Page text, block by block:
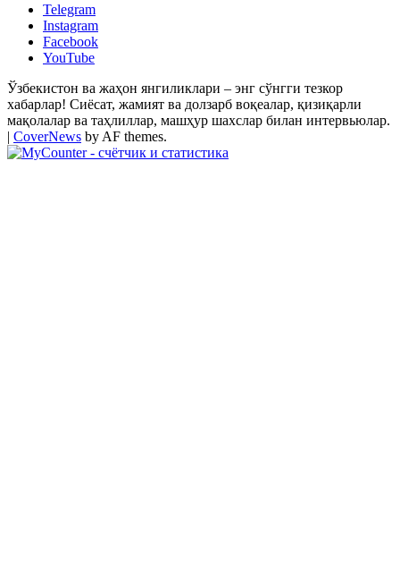
Telegram
Instagram
Facebook
YouTube
Ўзбекистон ва жаҳон янгиликлари – энг сўнгги тезкор
хабарлар! Сиёсат, жамият ва долзарб воқеалар, қизиқарли
мақолалар ва таҳлиллар, машҳур шахслар билан интервьюлар.
| CoverNews by AF themes.